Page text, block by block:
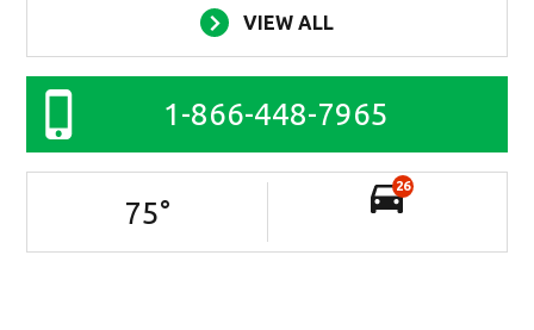
VIEW ALL
1-866-448-7965
75°
26